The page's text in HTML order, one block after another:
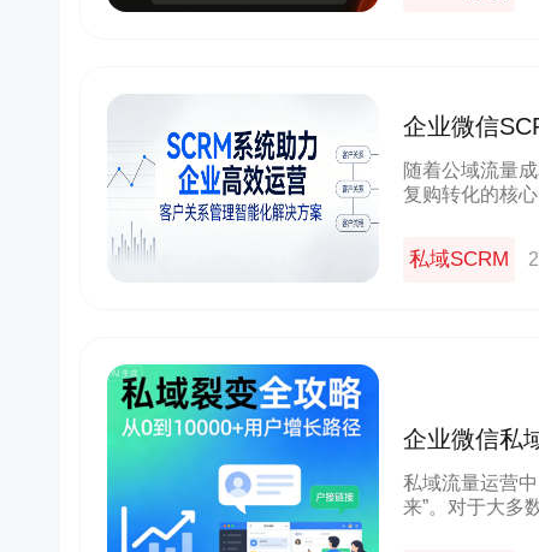
企业微信
南：小裂变
随着公域流量
复购转化的核
私域SCRM
企业微信私
现指数级获
私域流量运营
来”。对于大多